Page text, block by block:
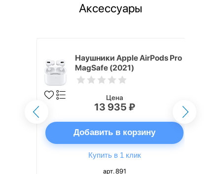
Аксессуары
Наушники Apple AirPods Pro
MagSafe (2021)
Цена
13 935 ₽
Добавить в корзину
Купить в 1 клик
арт. 891